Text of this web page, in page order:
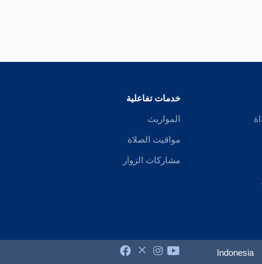
خدمات تفاعلية
المواريث
مواقيت الصلاة
مشاركات الزوار
Indonesia